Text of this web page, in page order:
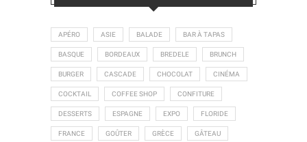
APÉRO ASIE BALADE BAR À TAPAS
BASQUE BORDEAUX BREDELE BRUNCH
BURGER CASCADE CHOCOLAT CINÉMA
COCKTAIL COFFEE SHOP CONFITURE
DESSERTS ESPAGNE EXPO FLORIDE
FRANCE GOÛTER GRÈCE GÂTEAU